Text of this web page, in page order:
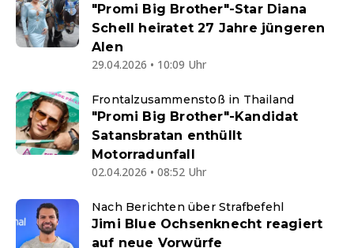
"Promi Big Brother"-Star Diana
Schell heiratet 27 Jahre jüngeren
Alen
29.04.2026 • 10:09 Uhr
Frontalzusammenstoß in Thailand
"Promi Big Brother"-Kandidat
Satansbratan enthüllt
Motorradunfall
02.04.2026 • 08:52 Uhr
Nach Berichten über Strafbefehl
Jimi Blue Ochsenknecht reagiert
auf neue Vorwürfe